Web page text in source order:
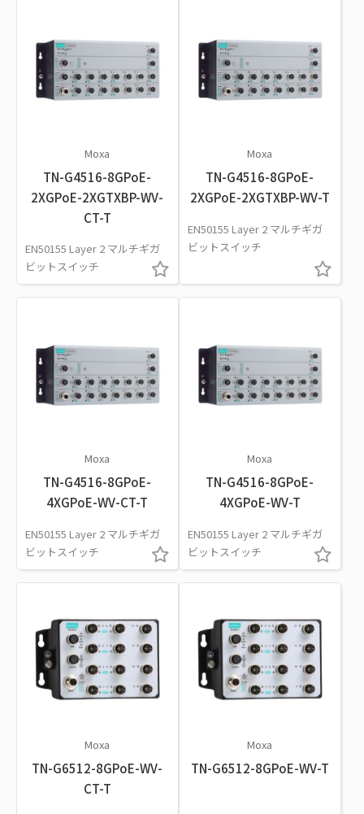
Moxa
TN-G4516-8GPoE-
2XGPoE-2XGTXBP-WV-
CT-T
EN50155 Layer 2 マルチギガ
ビットスイッチ
Moxa
TN-G4516-8GPoE-
2XGPoE-2XGTXBP-WV-T
EN50155 Layer 2 マルチギガ
ビットスイッチ
Moxa
TN-G4516-8GPoE-
4XGPoE-WV-CT-T
EN50155 Layer 2 マルチギガ
ビットスイッチ
Moxa
TN-G4516-8GPoE-
4XGPoE-WV-T
EN50155 Layer 2 マルチギガ
ビットスイッチ
Moxa
TN-G6512-8GPoE-WV-
CT-T
Moxa
TN-G6512-8GPoE-WV-T